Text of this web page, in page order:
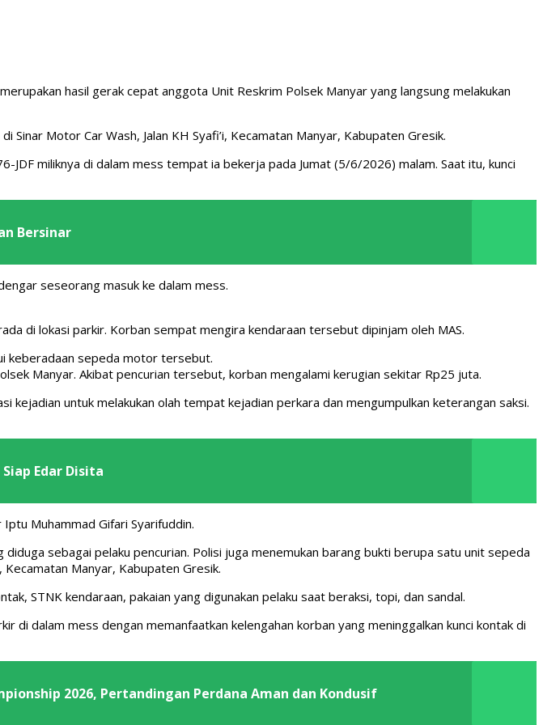
hasil gerak cepat anggota Unit Reskrim Polsek Manyar yang langsung melakukan
Motor Car Wash, Jalan KH Syafi’i, Kecamatan Manyar, Kabupaten Gresik.
miliknya di dalam mess tempat ia bekerja pada Jumat (5/6/2026) malam. Saat itu, kunci
Bersinar
seseorang masuk ke dalam mess.
di lokasi parkir. Korban sempat mengira kendaraan tersebut dipinjam oleh MAS.
keberadaan sepeda motor tersebut.
Manyar. Akibat pencurian tersebut, korban mengalami kerugian sekitar Rp25 juta.
untuk melakukan olah tempat kejadian perkara dan mengumpulkan keterangan saksi.
Edar Disita
Muhammad Gifari Syarifuddin.
sebagai pelaku pencurian. Polisi juga menemukan barang bukti berupa satu unit sepeda
Manyar, Kabupaten Gresik.
STNK kendaraan, pakaian yang digunakan pelaku saat beraksi, topi, dan sandal.
dalam mess dengan memanfaatkan kelengahan korban yang meninggalkan kunci kontak di
2026, Pertandingan Perdana Aman dan Kondusif